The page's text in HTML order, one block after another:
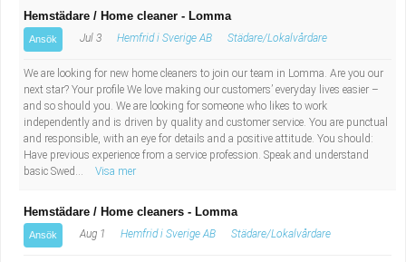
Hemstädare / Home cleaner - Lomma
Ansök Jul 3 Hemfrid i Sverige AB Städare/Lokalvårdare
We are looking for new home cleaners to join our team in Lomma. Are you our
next star? Your profile We love making our customers’ everyday lives easier –
and so should you. We are looking for someone who likes to work
independently and is driven by quality and customer service. You are punctual
and responsible, with an eye for details and a positive attitude. You should:
Have previous experience from a service profession. Speak and understand
basic Swed...
Visa mer
Hemstädare / Home cleaners - Lomma
Ansök Aug 1 Hemfrid i Sverige AB Städare/Lokalvårdare